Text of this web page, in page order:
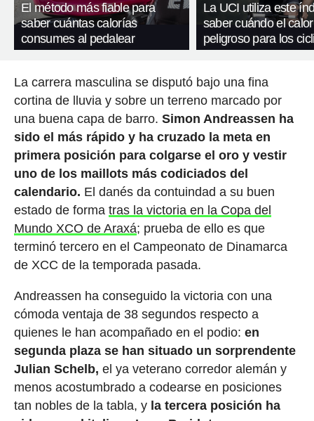
El método más fiable para
saber cuántas calorías
consumes al pedalear
La UCI utiliza este
saber cuándo el
peligroso para los
La carrera masculina se disputó bajo una fina
cortina de lluvia y sobre un terreno marcado por
una buena capa de barro. Simon Andreassen ha
sido el más rápido y ha cruzado la meta en
primera posición para colgarse el oro y vestir
uno de los maillots más codiciados del
calendario. El danés da contuindad a su buen
estado de forma tras la victoria en la Copa del
Mundo XCO de Araxá; prueba de ello es que
terminó tercero en el Campeonato de Dinamarca
de XCC de la temporada pasada.
Andreassen ha conseguido la victoria con una
cómoda ventaja de 38 segundos respecto a
quienes le han acompañado en el podio: en
segunda plaza se han situado un sorprendente
Julian Schelb, el ya veterano corredor alemán y
menos acostumbrado a codearse en posiciones
tan nobles de la tabla, y a tercera posición ha